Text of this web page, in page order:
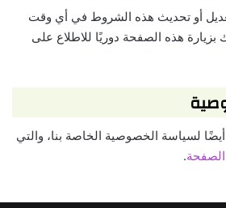
أو تحديث هذه الشروط في أي وقت
هذه الصفحة دوريًا للاطلاع على
لسياسة الخصوصية الخاصة بنا، والتي
.